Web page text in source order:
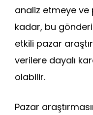
analiz etmeye ve
kadar, bu
etkili pazar
verilere dayalı
olabilir.
Pazar